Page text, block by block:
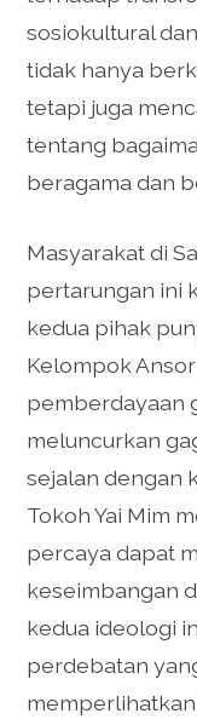
sosiokultural
tidak hanya
tetapi juga
tentang
beragama dan
Masyarakat di
pertarungan ini
kedua pihak
Kelompok
pemberdayaan
meluncurkan
sejalan dengan
Tokoh Yai Mim
percaya dapat
keseimbangan
kedua ideologi
perdebatan